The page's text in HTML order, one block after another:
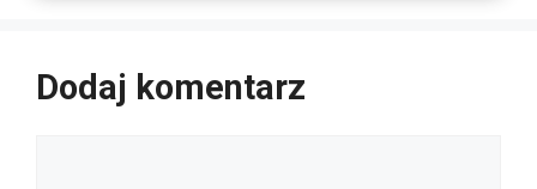
Dodaj komentarz